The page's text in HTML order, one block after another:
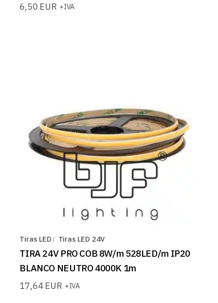
6,50 EUR +IVA
Tiras LED Tiras LED 24V
TIRA 24V PRO COB 8W/m 528LED/m IP20
BLANCO NEUTRO 4000K 1m
17,64 EUR +IVA